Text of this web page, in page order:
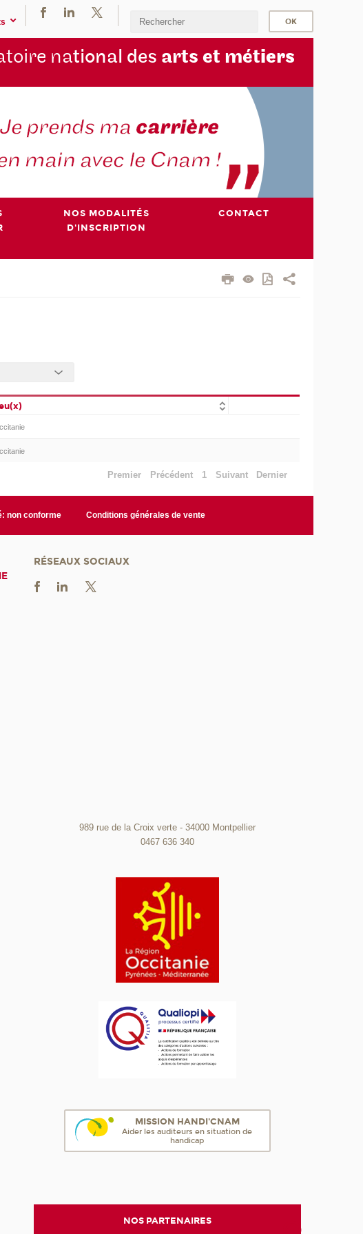
national des arts et métiers
NOS MODALITÉS
D'INSCRIPTION
CONTACT
Premier Précédent 1 Suivant Dernier
non conforme Conditions générales de vente
RÉSEAUX SOCIAUX
989 rue de la Croix verte - 34000 Montpellier
0467 636 340
MISSION HANDI'CNAM
Aider les auditeurs en situation de
handicap
NOS PARTENAIRES